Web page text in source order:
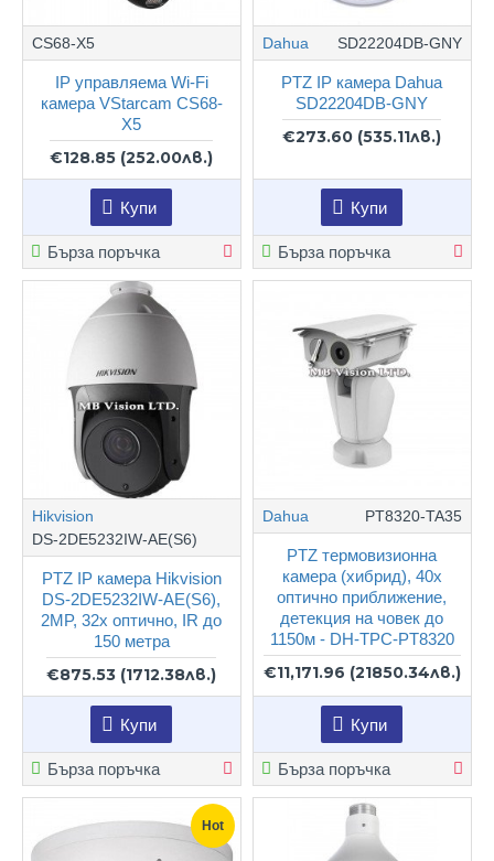
CS68-X5
IP управляема Wi-Fi
камера VStarcam CS68-
X5
€128.85 (252.00лв.)
Купи
Бърза поръчка
Dahua SD22204DB-GNY
PTZ IP камера Dahua
SD22204DB-GNY
€273.60 (535.11лв.)
Купи
Бърза поръчка
Hikvision
DS-2DE5232IW-AE(S6)
PTZ IP камера Hikvision
DS-2DE5232IW-AE(S6),
2MP, 32x оптично, IR до
150 метра
€875.53 (1712.38лв.)
Купи
Бърза поръчка
Dahua PT8320-TA35
PTZ термовизионна
камера (хибрид), 40х
оптично приближение,
детекция на човек до
1150м - DH-TPC-PT8320
€11,171.96 (21850.34лв.)
Купи
Бърза поръчка
Hot